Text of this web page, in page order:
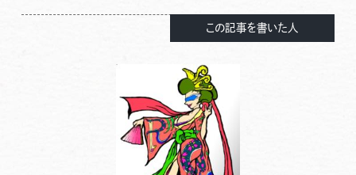
この記事を書いた人